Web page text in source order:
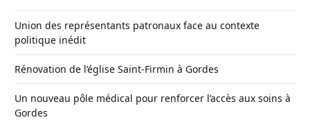
Union des représentants patronaux face au contexte
politique inédit
Rénovation de l’église Saint-Firmin à Gordes
Un nouveau pôle médical pour renforcer l’accès aux soins à
Gordes